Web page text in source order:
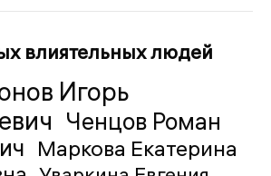
влиятельных людей
Игорь
Ченцов Роман
Маркова Екатерина